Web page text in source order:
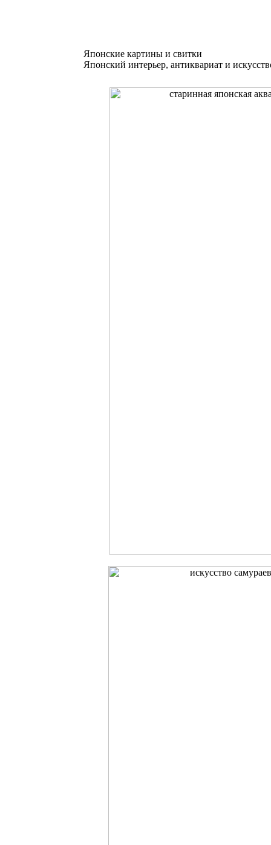
Японские картины и свитки
Японский интерьер, антиквариат и